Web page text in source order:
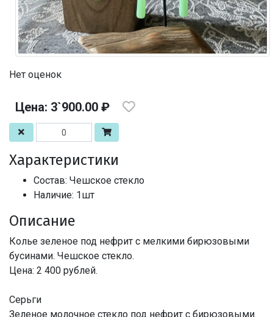
Нет оценок
Цена: 3`900.00 ₽
Характеристики
Состав: Чешское стекло
Наличие: 1шт
Описание
Колье зеленое под нефрит с мелкими бирюзовыми
бусинами. Чешское стекло.
Цена: 2 400 рублей.
Серьги
Зеленое молочное стекло под нефрит с бирюзовыми